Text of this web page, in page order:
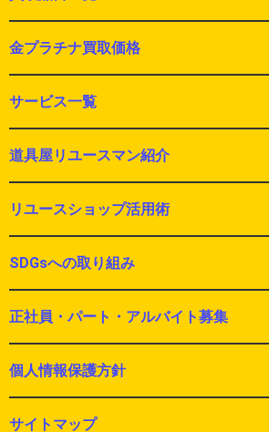
金プラチナ買取価格
サービス一覧
道具屋リユースマン紹介
リユースショップ活用術
SDGsへの取り組み
正社員・パート・アルバイト募集
個人情報保護方針
サイトマップ